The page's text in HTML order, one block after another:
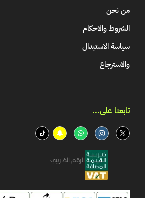
من نحن
الشروط والاحكام
سياسة الاستبدال
والاسترجاع
تابعنا على...​
الرقم الضريبي